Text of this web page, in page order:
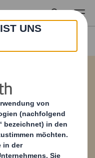
Wir bieten Ihnen
Alle
und hergestellt,